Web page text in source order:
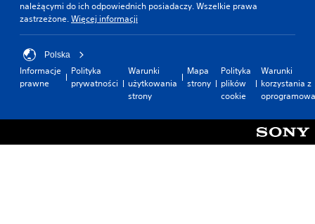
należącymi do ich odpowiednich posiadaczy. Wszelkie prawa
zastrzeżone.Więcej informacji
Polska
Informacje
prawne
Polityka
prywatności
Warunki
użytkowania
strony
Mapa
strony
Polityka
plików
cookie
Warunki
korzystania z